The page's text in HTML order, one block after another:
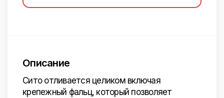
Описание
Сито отливается целиком включая
крепежный фальц, который позволяет